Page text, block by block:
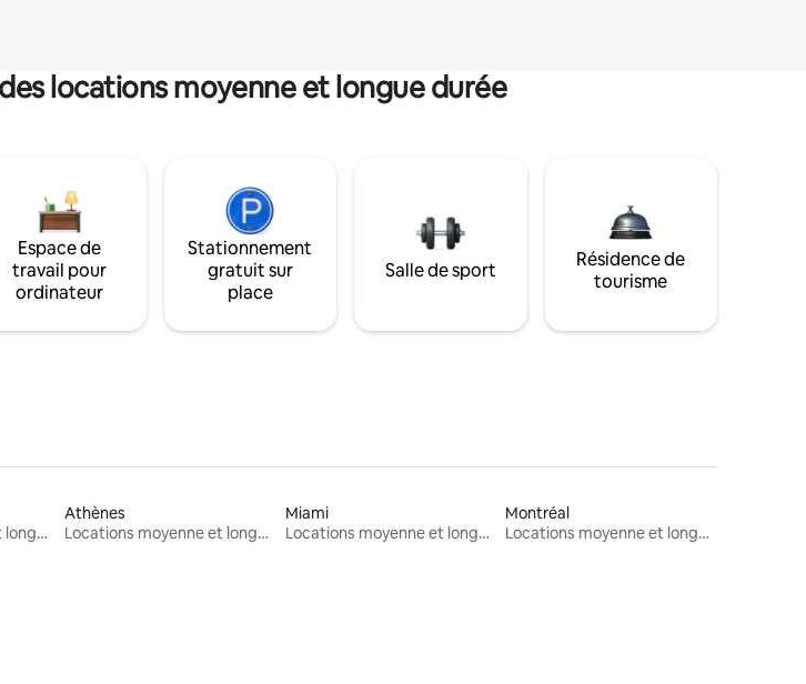
locations moyenne et longue durée
Espace de
travail pour
ordinateur
Stationnement
gratuit sur
place
Salle de sport
Résidence de
tourisme
Locations moyenne et longue durée
Athènes
Locations moyenne et longue durée
Miami
Locations moyenne et longue durée
Montréal
Locations moyenne et longue durée